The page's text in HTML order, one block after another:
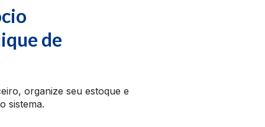
de
organize seu estoque e
sistema.